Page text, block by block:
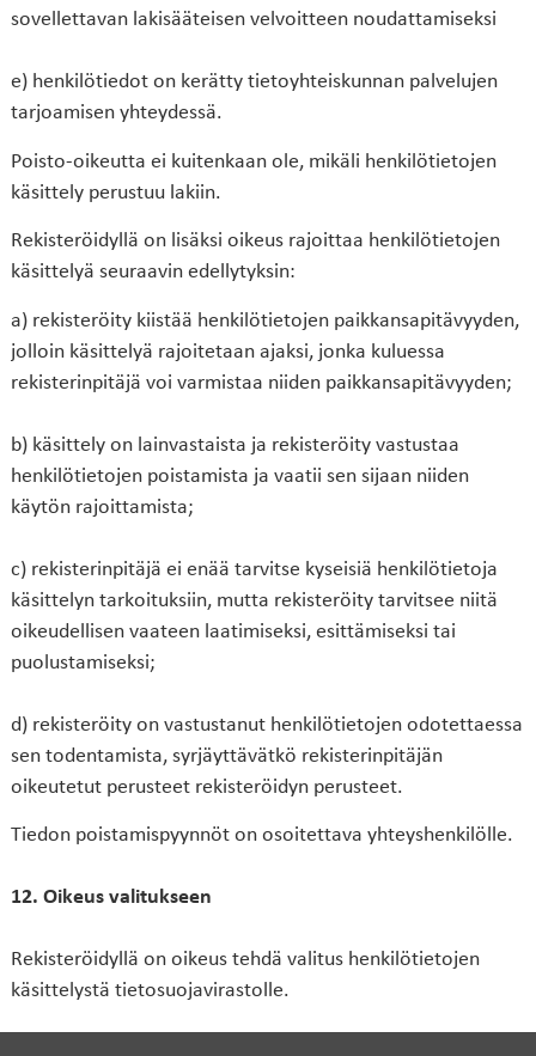
sovellettavan lakisääteisen velvoitteen noudattamiseksi
e) henkilötiedot on kerätty tietoyhteiskunnan palvelujen
tarjoamisen yhteydessä.
Poisto-oikeutta ei kuitenkaan ole, mikäli henkilötietojen
käsittely perustuu lakiin.
Rekisteröidyllä on lisäksi oikeus rajoittaa henkilötietojen
käsittelyä seuraavin edellytyksin:
a) rekisteröity kiistää henkilötietojen paikkansapitävyyden,
jolloin käsittelyä rajoitetaan ajaksi, jonka kuluessa
rekisterinpitäjä voi varmistaa niiden paikkansapitävyyden;
b) käsittely on lainvastaista ja rekisteröity vastustaa
henkilötietojen poistamista ja vaatii sen sijaan niiden
käytön rajoittamista;
c) rekisterinpitäjä ei enää tarvitse kyseisiä henkilötietoja
käsittelyn tarkoituksiin, mutta rekisteröity tarvitsee niitä
oikeudellisen vaateen laatimiseksi, esittämiseksi tai
puolustamiseksi;
d) rekisteröity on vastustanut henkilötietojen odotettaessa
sen todentamista, syrjäyttävätkö rekisterinpitäjän
oikeutetut perusteet rekisteröidyn perusteet.
Tiedon poistamispyynnöt on osoitettava yhteyshenkilölle.
12. Oikeus valitukseen
Rekisteröidyllä on oikeus tehdä valitus henkilötietojen
käsittelystä tietosuojavirastolle.